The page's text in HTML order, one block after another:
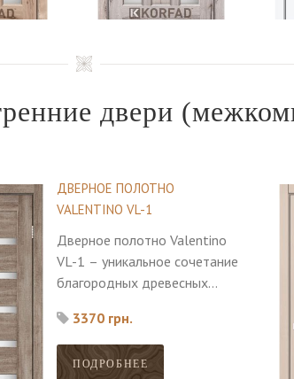
двери
ДВЕРНОЕ ПОЛОТНО
VALENTINO VL-1
Дверное полотно Valentino
VL-1 – уникальное сочетание
благородных древесных
необычными декоративными
вставками.
3370 грн.
ПОДРОБНЕЕ